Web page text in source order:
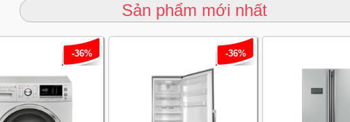
Sản phẩm mới nhất
-36% -36%